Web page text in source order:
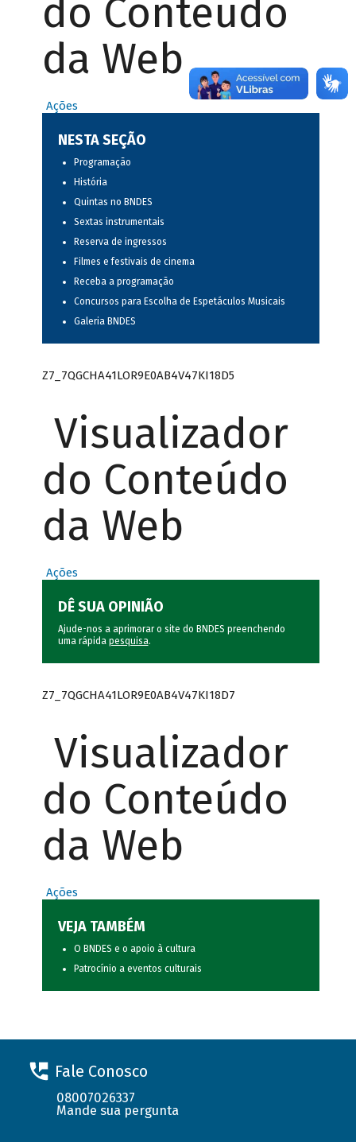
do Conteúdo
da Web
Ações
NESTA SEÇÃO
Programação
História
Quintas no BNDES
Sextas instrumentais
Reserva de ingressos
Filmes e festivais de cinema
Receba a programação
Concursos para Escolha de Espetáculos Musicais
Galeria BNDES
Z7_7QGCHA41LOR9E0AB4V47KI18D5
Visualizador
do Conteúdo
da Web
Ações
DÊ SUA OPINIÃO
Ajude-nos a aprimorar o site do BNDES preenchendo
uma rápida pesquisa.
Z7_7QGCHA41LOR9E0AB4V47KI18D7
Visualizador
do Conteúdo
da Web
Ações
VEJA TAMBÉM
O BNDES e o apoio à cultura
Patrocínio a eventos culturais
Fale Conosco
08007026337
Mande sua pergunta